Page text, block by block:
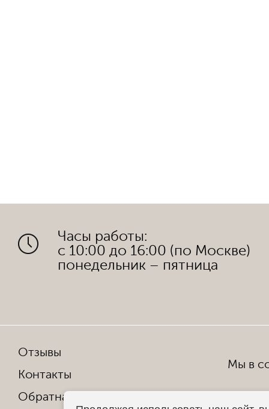
Часы работы:
с 10:00 до 16:00 (по Москве)
понедельник – пятница
Отзывы
Контакты
Обратная связь
Мы в